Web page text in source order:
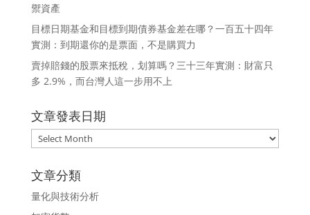
禦資產
目標日期基金和目標到期債券基金差在哪？一百五十四年
實測：到期還你的是票面，不是購買力
賣掉賠錢的股票來抵稅，划算嗎？三十三年實測：財富只
多 2.9%，而台灣人這一步用不上
文章發表日期
文
章
發
表
日
文章分類
量化與技術分析